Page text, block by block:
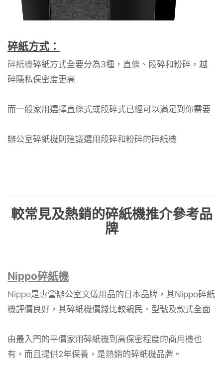
碎紙方式：
碎紙機碎紙方式全要分為3種，直條、段碎和粉碎，越
碎隱私保密度更高
而一般家用選擇直條式或段碎式已經可以滿足到你需要
辦公室碎紙機則建議選用段碎和粉碎的碎紙機
較常見及熱銷的碎紙機推介參考品
牌
Nippo碎紙機
Nippo是專營辦公室文儀用品的日本品牌，其Nippo碎紙
機評價良好，其碎紙機價錢比較親民、型號及款式全面
由最入門的平價家用碎紙機到高保密程度的商用機也
有，而且提供2年保養，是熱銷的碎紙機品牌。